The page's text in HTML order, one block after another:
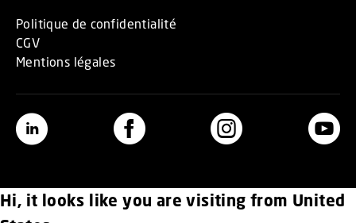
Politique de confidentialité
CGV
Mentions légales
Hi, it looks like you are visiting from United